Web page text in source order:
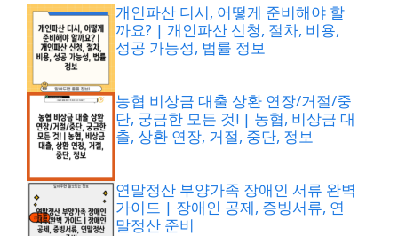
개인파산 디시, 어떻게 준비해야 할
까요? | 개인파산 신청, 절차, 비용,
성공 가능성, 법률 정보
농협 비상금 대출 상환 연장/거절/중
단, 궁금한 모든 것! | 농협, 비상금 대
출, 상환 연장, 거절, 중단, 정보
연말정산 부양가족 장애인 서류 완벽
가이드 | 장애인 공제, 증빙서류, 연
말정산 준비